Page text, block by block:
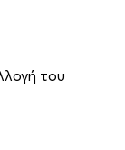
του